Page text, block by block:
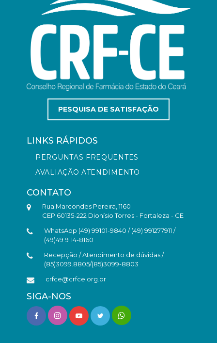
PESQUISA DE SATISFAÇÃO
LINKS RÁPIDOS
PERGUNTAS FREQUENTES
AVALIAÇÃO ATENDIMENTO
CONTATO
Rua Marcondes Pereira, 1160
CEP 60135-222 Dionísio Torres - Fortaleza - CE
WhatsApp (49) 99101-9840 / (49) 991277911 /
(49)49 9114-8160
Recepção / Atendimento de dúvidas /
(85)3099.8805/(85)3099-8803
crfce@crfce.org.br
SIGA-NOS